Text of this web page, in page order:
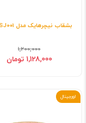
بشقاب نیچرهایک مدل NH21SJ001
1,200,000
1,128,000 تومان
اورجینال